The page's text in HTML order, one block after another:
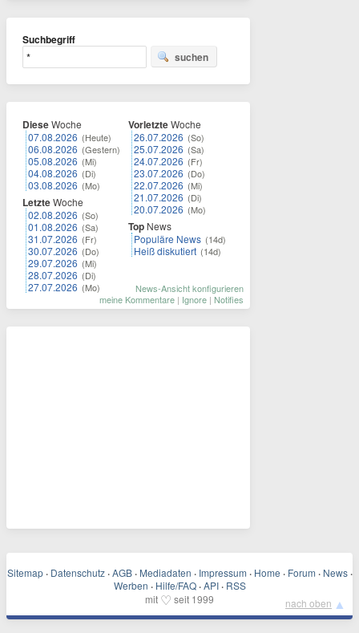
Suchbegriff
suchen
DieseWoche
07.08.2026 (Heute)
06.08.2026 (Gestern)
05.08.2026 (Mi)
04.08.2026 (Di)
03.08.2026 (Mo)
LetzteWoche
02.08.2026 (So)
01.08.2026 (Sa)
31.07.2026 (Fr)
30.07.2026 (Do)
29.07.2026 (Mi)
28.07.2026 (Di)
27.07.2026 (Mo)
VorletzteWoche
26.07.2026 (So)
25.07.2026 (Sa)
24.07.2026 (Fr)
23.07.2026 (Do)
22.07.2026 (Mi)
21.07.2026 (Di)
20.07.2026 (Mo)
Top News
Populäre News (14d)
Heiß diskutiert (14d)
News-Ansicht konfigurieren
meine Kommentare | Ignore | Notifies
Sitemap · Datenschutz · AGB · Mediadaten · Impressum · Home · Forum · News ·
Werben · Hilfe/FAQ · API · RSS
mit ♡ seit 1999 nach oben ▲